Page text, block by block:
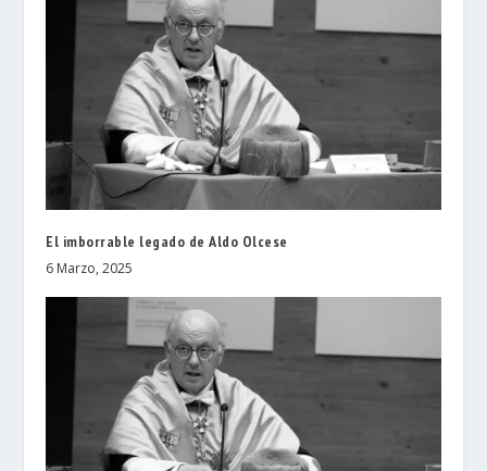
El imborrable legado de Aldo Olcese
6 Marzo, 2025